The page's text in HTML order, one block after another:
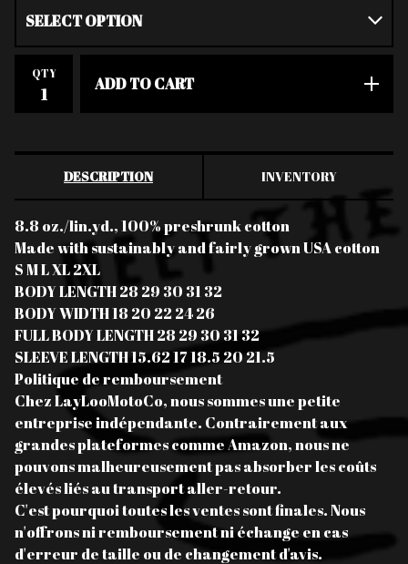
QTY
ADD TO CART
DESCRIPTION INVENTORY
8.8 oz./lin.yd., 100% preshrunk cotton
Made with sustainably and fairly grown USA cotton
S M L XL 2XL
BODY LENGTH 28 29 30 31 32
BODY WIDTH 18 20 22 24 26
FULL BODY LENGTH 28 29 30 31 32
SLEEVE LENGTH 15.62 17 18.5 20 21.5
Politique de remboursement
Chez LayLooMotoCo, nous sommes une petite
entreprise indépendante. Contrairement aux
grandes plateformes comme Amazon, nous ne
pouvons malheureusement pas absorber les coûts
élevés liés au transport aller-retour.
C'est pourquoi toutes les ventes sont finales. Nous
n'offrons ni remboursement ni échange en cas
d'erreur de taille ou de changement d'avis.